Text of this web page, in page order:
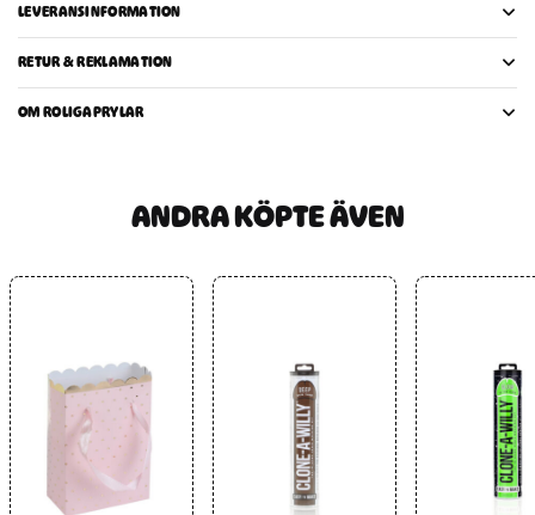
LEVERANSINFORMATION
RETUR & REKLAMATION
OM ROLIGAPRYLAR
ANDRA KÖPTE ÄVEN